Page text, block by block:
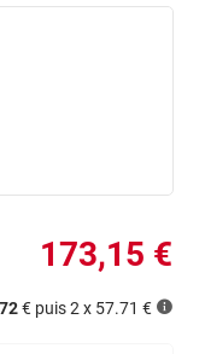
173,15 €
€ puis 2 x 57.71 €